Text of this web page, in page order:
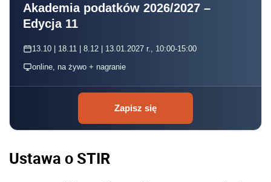
Akademia podatków 2026/2027 –
Edycja 11
13.10 | 18.11 | 8.12 | 13.01.2027 r., 10:00-15:00
online, na żywo + nagranie
Zapisz się
Ustawa o STIR